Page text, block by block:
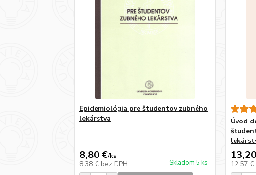
Epidemiológia pre študentov zubného
lekárstva
8,80 €/ks
8,38 € bez DPH Skladom 5 ks
Úvod
12,57 €